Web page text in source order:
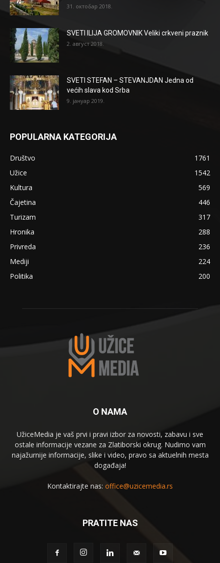
31. октобар 2018.
SVETI ILIJA GROMOVNIK Veliki crkveni praznik
2. август 2018.
SVETI STEFAN – STEVANJDAN Jedna od
većih slava kod Srba
9. јануар 2019.
POPULARNA KATEGORIJA
Društvo
1761
Užice
1542
Kultura
569
Čajetina
446
Turizam
317
Hronika
288
Privreda
236
Mediji
224
Politika
200
O NAMA
UžiceMedia je vaš prvi i pravi izbor za novosti, zabavu i sve
ostale informacije vezane za Zlatiborski okrug. Nudimo vam
najažurnije informacije, slike i video, pravo sa aktuelnih mesta
događaja!
Kontaktirajte nas: office@uzicemedia.rs
PRATITE NAS